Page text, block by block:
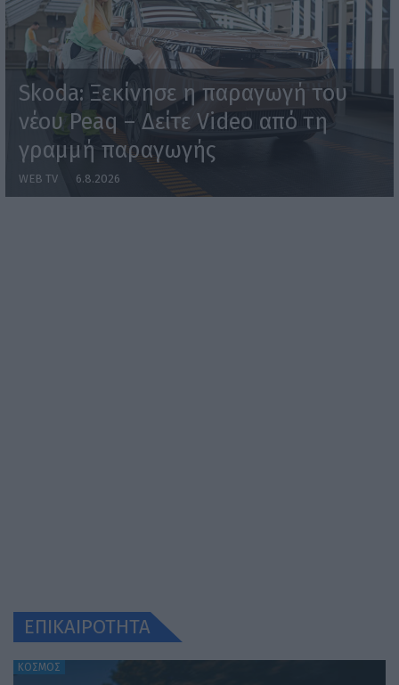
Skoda: Ξεκίνησε η παραγωγή του
νέου Peaq – Δείτε Video από τη
γραμμή παραγωγής
WEB TV 6.8.2026
ΕΠΙΚΑΙΡΟΤΗΤΑ
ΚΟΣΜΟΣ